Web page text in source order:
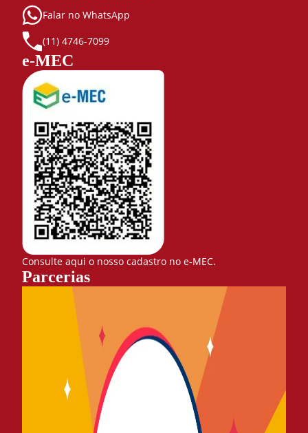
Falar no WhatsApp
(11) 4746-7099
e-MEC
Consulte aqui o nosso cadastro no e-MEC.
Parcerias